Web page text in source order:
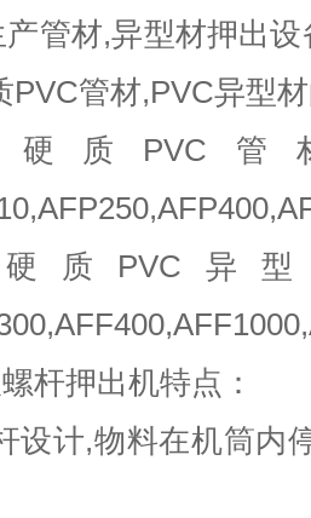
管材,异型材押出
PVC管材,PVC异型
PVC管材
异型
押出机特点：
计,物料在机筒内